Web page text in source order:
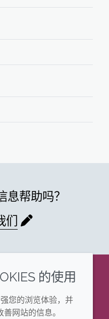
息帮助吗？
法律信息
条款和条件
的使用
您的浏览体验，并
网站的信息。